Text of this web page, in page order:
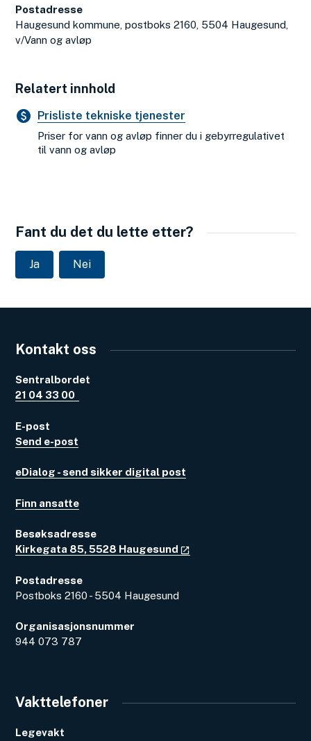
Postadresse
Haugesund kommune, postboks 2160, 5504 Haugesund,
v/Vann og avløp
Relatert innhold
Prisliste tekniske tjenester
Priser for vann og avløp finner du i gebyrregulativet
til vann og avløp
Fant du det du lette etter?
Ja Nei
Kontakt oss
Sentralbordet
21 04 33 00
E-post
Send e-post
eDialog - send sikker digital post
Finn ansatte
Besøksadresse
Kirkegata 85, 5528 Haugesund
Postadresse
Postboks 2160 - 5504 Haugesund
Organisasjonsnummer
944 073 787
Vakttelefoner
Legevakt